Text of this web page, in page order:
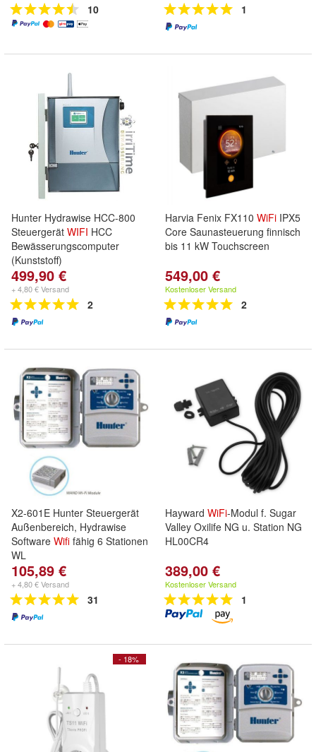
10 1
Hunter Hydrawise HCC-800
Steuergerät WIFI HCC
Bewässerungscomputer
(Kunststoff)
499,90 €
+ 4,80 € Versand
2
Harvia Fenix FX110 WiFi IPX5
Core Saunasteuerung finnisch
bis 11 kW Touchscreen
549,00 €
Kostenloser Versand
2
X2-601E Hunter Steuergerät
Außenbereich, Hydrawise
Software Wifi fähig 6 Stationen
WL
105,89 €
+ 4,80 € Versand
31
Hayward WiFi-Modul f. Sugar
Valley Oxilife NG u. Station NG
HL00CR4
389,00 €
Kostenloser Versand
1
- 18%